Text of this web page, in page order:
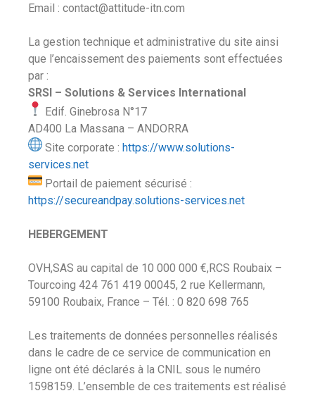
Email : contact@attitude-itn.com
La gestion technique et administrative du site ainsi
que l’encaissement des paiements sont effectuées
par :
SRSI – Solutions & Services International
Edif. Ginebrosa N°17
AD400 La Massana – ANDORRA
Site corporate : https://www.solutions-
services.net
Portail de paiement sécurisé :
https://secureandpay.solutions-services.net
HEBERGEMENT
OVH,SAS au capital de 10 000 000 €,RCS Roubaix –
Tourcoing 424 761 419 00045, 2 rue Kellermann,
59100 Roubaix, France – Tél. : 0 820 698 765
Les traitements de données personnelles réalisés
dans le cadre de ce service de communication en
ligne ont été déclarés à la CNIL sous le numéro
1598159. L’ensemble de ces traitements est réalisé